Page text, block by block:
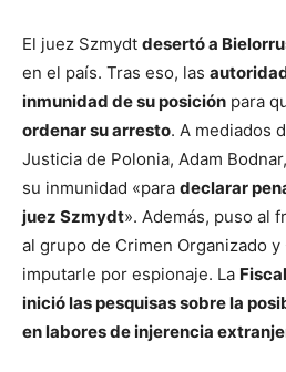
El juez Szmydt desertó a
en el país. Tras eso, las
inmunidad de su posición para
ordenar su arresto. A mediados
Justicia de Polonia, Adam
su inmunidad «para declarar
juez Szmydt». Además, puso al
al grupo de Crimen Organizado
imputarle por espionaje. La
inició las pesquisas sobre la
en labores de injerencia